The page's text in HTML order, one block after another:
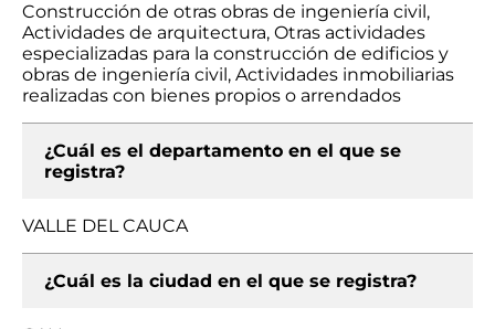
Construcción de otras obras de ingeniería civil,
Actividades de arquitectura, Otras actividades
especializadas para la construcción de edificios y
obras de ingeniería civil, Actividades inmobiliarias
realizadas con bienes propios o arrendados
¿Cuál es el departamento en el que se
registra?
VALLE DEL CAUCA
¿Cuál es la ciudad en el que se registra?